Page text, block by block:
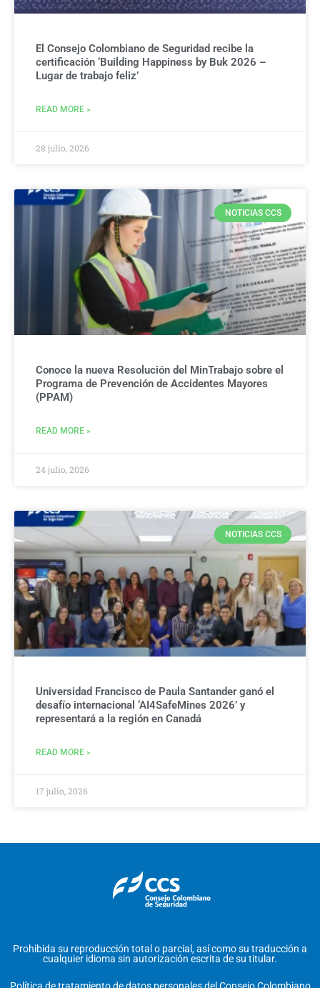
El Consejo Colombiano de Seguridad recibe la
certificación ‘Building Happiness by Buk 2026 –
Lugar de trabajo feliz’
READ MORE »
28 julio, 2026
NOTICIAS CCS
Conoce la nueva Resolución del MinTrabajo sobre el
Programa de Prevención de Accidentes Mayores
(PPAM)
READ MORE »
24 julio, 2026
NOTICIAS CCS
Universidad Francisco de Paula Santander ganó el
desafío internacional ‘AI4SafeMines 2026’ y
representará a la región en Canadá
READ MORE »
17 julio, 2026
Prohibida su reproducción total o parcial, así como su traducción a
cualquier idioma sin autorización escrita de su titular.